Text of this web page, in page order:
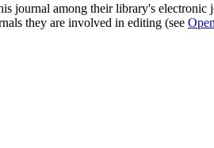
journal among their library's
they are involved in editing (see